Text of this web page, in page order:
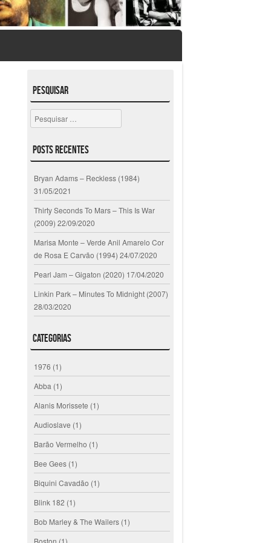
Pesquisar
Pesquisar
Posts Recentes
Bryan Adams – Reckless (1984)
31/05/2021
Thirty Seconds To Mars – This Is War
(2009) 22/09/2020
Marisa Monte – Verde Anil Amarelo Cor
de Rosa E Carvão (1994) 24/07/2020
Pearl Jam – Gigaton (2020) 17/04/2020
Linkin Park – Minutes To Midnight (2007)
28/03/2020
Categorias
1976 (1)
Abba (1)
Alanis Morissete (1)
Audioslave (1)
Barão Vermelho (1)
Bee Gees (1)
Biquini Cavadão (1)
Blink 182 (1)
Bob Marley & The Wailers (1)
Boston (1)